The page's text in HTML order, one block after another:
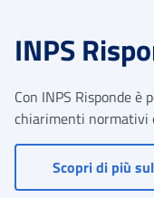
INPS
Con INPS Risponde è
chiarimenti normativi
Scopri di più